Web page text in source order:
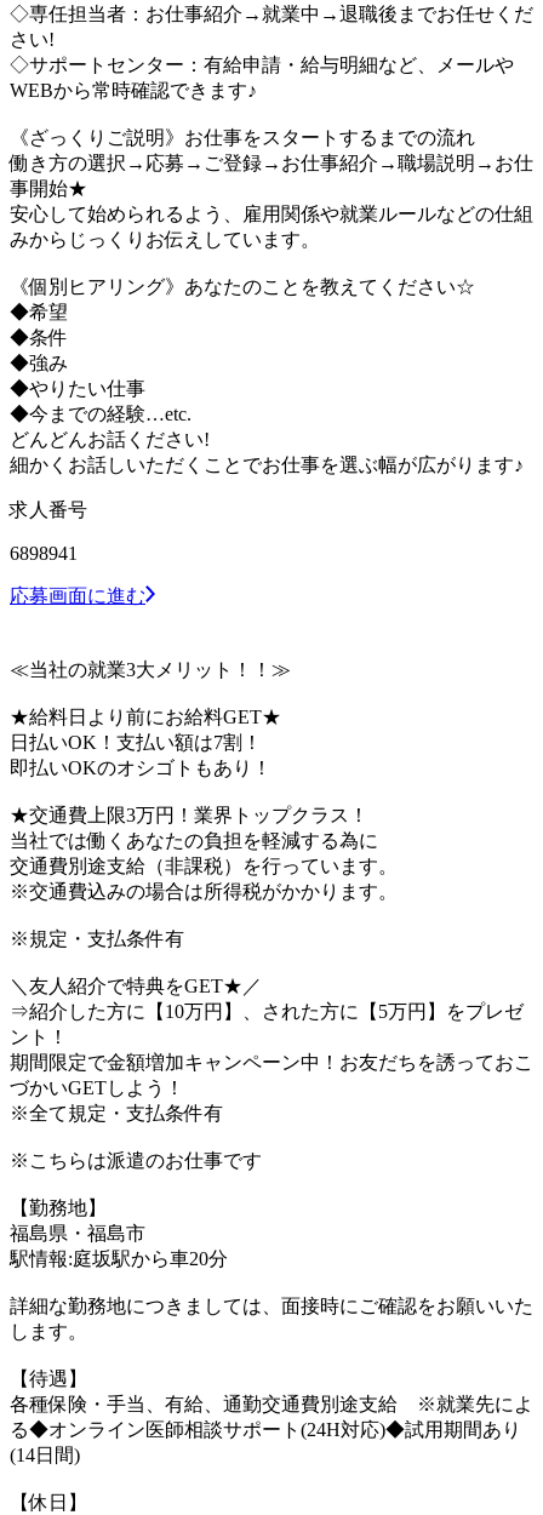
◇専任担当者：お仕事紹介→就業中→退職後までお任せくだ
さい!
◇サポートセンター：有給申請・給与明細など、メールや
WEBから常時確認できます♪
《ざっくりご説明》お仕事をスタートするまでの流れ
働き方の選択→応募→ご登録→お仕事紹介→職場説明→お仕
事開始★
安心して始められるよう、雇用関係や就業ルールなどの仕組
みからじっくりお伝えしています。
《個別ヒアリング》あなたのことを教えてください☆
◆希望
◆条件
◆強み
◆やりたい仕事
◆今までの経験…etc.
どんどんお話ください!
細かくお話しいただくことでお仕事を選ぶ幅が広がります♪
求人番号
6898941
応募画面に進む
≪当社の就業3大メリット！！≫
★給料日より前にお給料GET★
日払いOK！支払い額は7割！
即払いOKのオシゴトもあり！
★交通費上限3万円！業界トップクラス！
当社では働くあなたの負担を軽減する為に
交通費別途支給（非課税）を行っています。
※交通費込みの場合は所得税がかかります。
※規定・支払条件有
＼友人紹介で特典をGET★／
⇒紹介した方に【10万円】、された方に【5万円】をプレゼ
ント！
期間限定で金額増加キャンペーン中！お友だちを誘っておこ
づかいGETしよう！
※全て規定・支払条件有
※こちらは派遣のお仕事です
【勤務地】
福島県・福島市
駅情報:庭坂駅から車20分
詳細な勤務地につきましては、面接時にご確認をお願いいた
します。
【待遇】
各種保険・手当、有給、通勤交通費別途支給 ※就業先によ
る◆オンライン医師相談サポート(24H対応)◆試用期間あり
(14日間)
【休日】